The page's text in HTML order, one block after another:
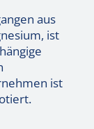
aus
ist
ist